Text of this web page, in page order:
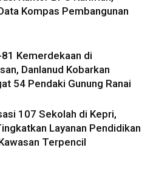
Kompas Pembangunan
Kemerdekaan di
Danlanud Kobarkan
54 Pendaki Gunung Ranai
107 Sekolah di Kepri,
Layanan Pendidikan
Terpencil